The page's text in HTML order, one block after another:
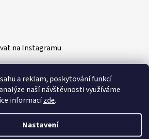
a reklam, poskytování funkcí
naší návštěvnosti využíváme
informacízde.
Nastavení
na Instagramu
platby